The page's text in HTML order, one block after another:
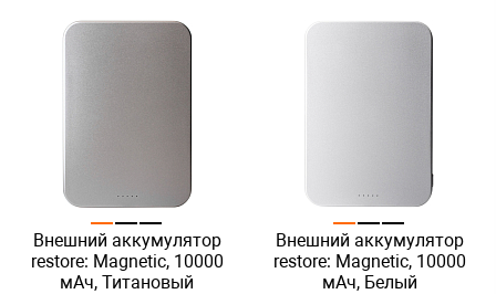
Внешний аккумулятор
restore: Magnetic, 10000
мАч, Титановый
Внешний аккумулятор
restore: Magnetic, 10000
мАч, Белый